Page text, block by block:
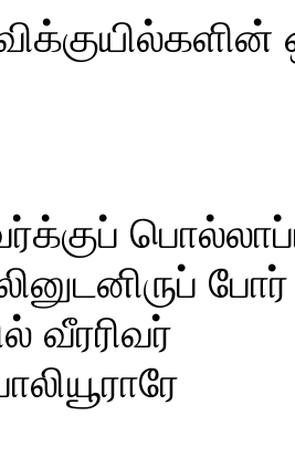
போர்
வீரரிவர்